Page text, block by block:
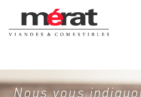
Nous vous